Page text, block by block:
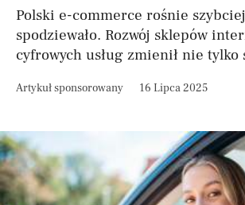
Polski e-commerce rośnie
spodziewało. Rozwój sklepów
cyfrowych usług zmienił nie tylko
Artykuł sponsorowany 16 Lipca 2025